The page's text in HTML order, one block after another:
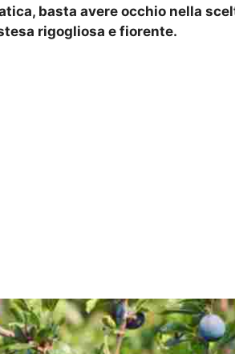
basta avere occhio nella
rigogliosa e fiorente.